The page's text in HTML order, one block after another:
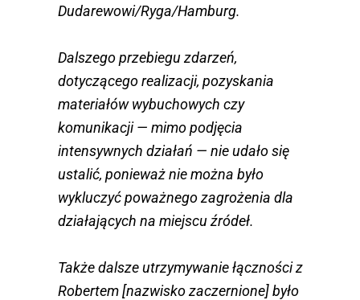
Dudarewowi/Ryga/Hamburg.
Dalszego przebiegu zdarzeń,
dotyczącego realizacji, pozyskania
materiałów wybuchowych czy
komunikacji — mimo podjęcia
intensywnych działań — nie udało się
ustalić, ponieważ nie można było
wykluczyć poważnego zagrożenia dla
działających na miejscu źródeł.
Także dalsze utrzymywanie łączności z
Robertem [nazwisko zaczernione] było